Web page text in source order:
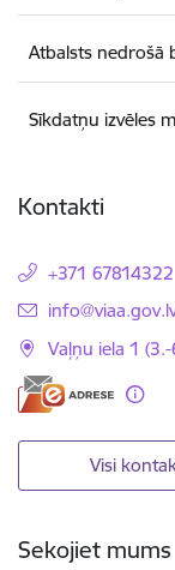
Atbalsts nedrošā
Sīkdatņu izvēles
Kontakti
+371 67814322
E-pasts:
Vaļņu iela 1
Visi
Sekojiet mums